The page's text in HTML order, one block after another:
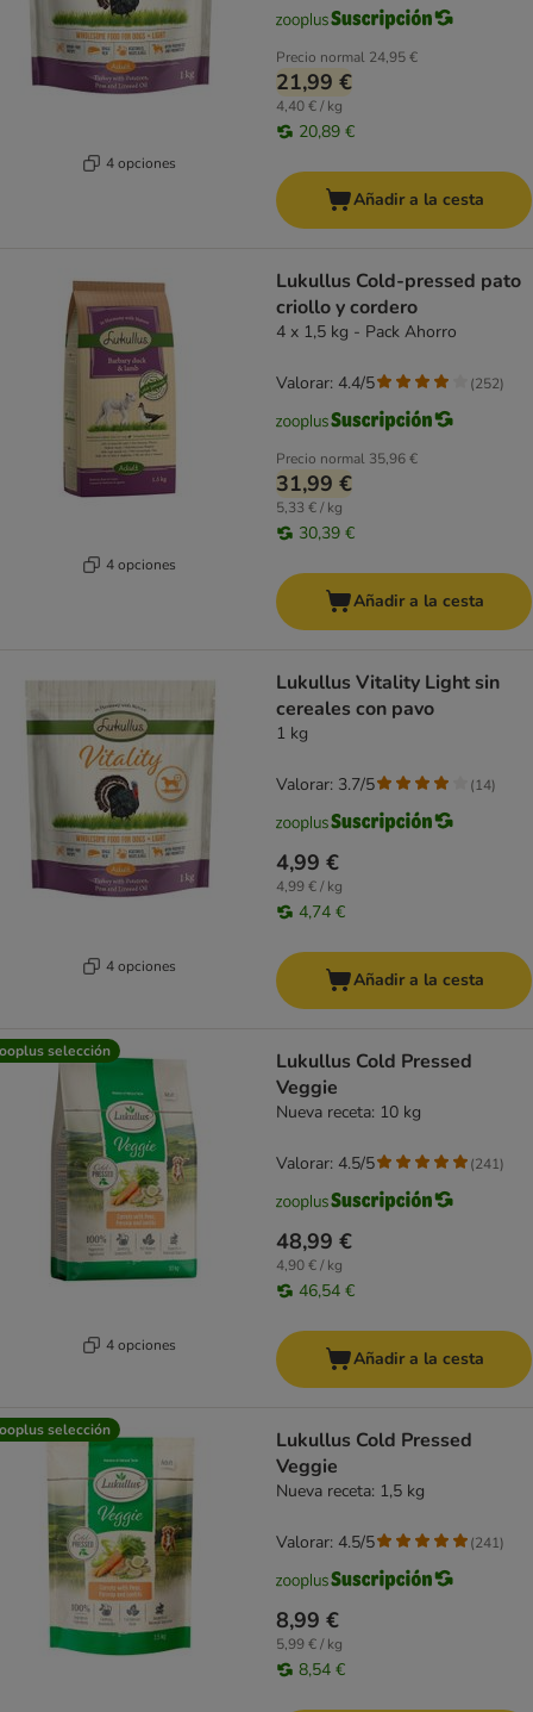
4 opciones
Precio normal 24,95 €
21,99 €
4,40 € / kg
20,89 €
Añadir a la cesta
4 opciones
Lukullus Cold-pressed pato
criollo y cordero
4 x 1,5 kg - Pack Ahorro
Precio normal 35,96 €
31,99 €
5,33 € / kg
30,39 €
Valorar: 4.4/5 (252)
Añadir a la cesta
4 opciones
Lukullus Vitality Light sin
cereales con pavo
1 kg
4,99 €
4,99 € / kg
4,74 €
Valorar: 3.7/5 (14)
Añadir a la cesta
selección
4 opciones
Lukullus Cold Pressed
Veggie
Nueva receta: 10 kg
48,99 €
4,90 € / kg
46,54 €
Valorar: 4.5/5 (241)
Añadir a la cesta
selección
Lukullus Cold Pressed
Veggie
Nueva receta: 1,5 kg
8,99 €
5,99 € / kg
8,54 €
Valorar: 4.5/5 (241)